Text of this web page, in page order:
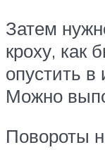
Затем
кроху, как
опустить в
Можно
Повороты